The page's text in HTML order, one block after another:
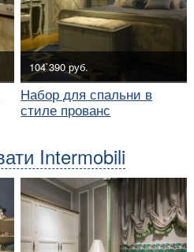
104`390 руб.
Набор для спальни в
стиле прованс
Intermobili